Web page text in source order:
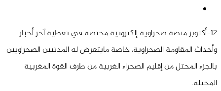
12-أكتوبر منصة صحراوية إلكترونية مختصة في تغطية آخر أخبار
وأحداث المقاومة الصحراوية، خاصة مايتعرض له المدنيين الصحراويين
بالجزء المحتل من إقليم الصحراء الغربية من طرف القوة المغربية
المحتلة.